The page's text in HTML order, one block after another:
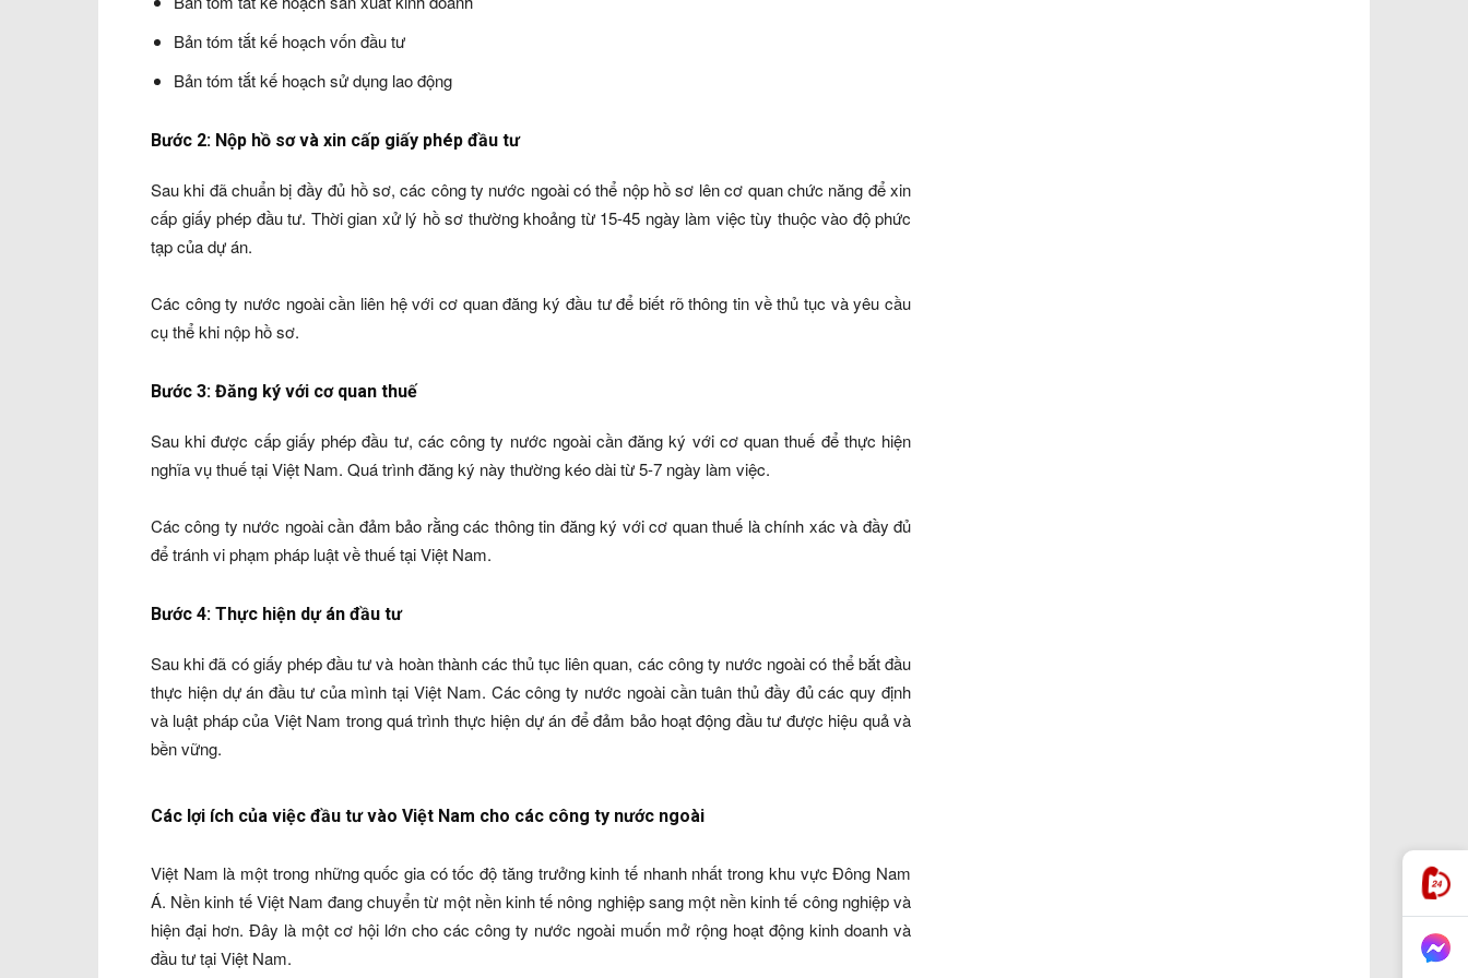
Bản tóm tắt kế hoạch vốn đầu tư
Bản tóm tắt kế hoạch sử dụng lao động
Bước 2: Nộp hồ sơ và xin cấp giấy phép đầu tư
Sau khi đã chuẩn bị đầy đủ hồ sơ, các công ty nước ngoài có thể nộp hồ sơ lên cơ quan chức năng để xin
cấp giấy phép đầu tư. Thời gian xử lý hồ sơ thường khoảng từ 15-45 ngày làm việc tùy thuộc vào độ phức
tạp của dự án.
Các công ty nước ngoài cần liên hệ với cơ quan đăng ký đầu tư để biết rõ thông tin về thủ tục và yêu cầu
cụ thể khi nộp hồ sơ.
Bước 3: Đăng ký với cơ quan thuế
Sau khi được cấp giấy phép đầu tư, các công ty nước ngoài cần đăng ký với cơ quan thuế để thực hiện
nghĩa vụ thuế tại Việt Nam. Quá trình đăng ký này thường kéo dài từ 5-7 ngày làm việc.
Các công ty nước ngoài cần đảm bảo rằng các thông tin đăng ký với cơ quan thuế là chính xác và đầy đủ
để tránh vi phạm pháp luật về thuế tại Việt Nam.
Bước 4: Thực hiện dự án đầu tư
Sau khi đã có giấy phép đầu tư và hoàn thành các thủ tục liên quan, các công ty nước ngoài có thể bắt đầu
thực hiện dự án đầu tư của mình tại Việt Nam. Các công ty nước ngoài cần tuân thủ đầy đủ các quy định
và luật pháp của Việt Nam trong quá trình thực hiện dự án để đảm bảo hoạt động đầu tư được hiệu quả và
bền vững.
Các lợi ích của việc đầu tư vào Việt Nam cho các công ty nước ngoài
Việt Nam là một trong những quốc gia có tốc độ tăng trưởng kinh tế nhanh nhất trong khu vực Đông Nam
Á. Nền kinh tế Việt Nam đang chuyển từ một nền kinh tế nông nghiệp sang một nền kinh tế công nghiệp và
hiện đại hơn. Đây là một cơ hội lớn cho các công ty nước ngoài muốn mở rộng hoạt động kinh doanh và
đầu tư tại Việt Nam.